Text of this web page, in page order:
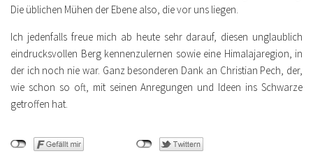
Die üblichen Mühen der Ebene also, die vor uns liegen.
Ich jedenfalls freue mich ab heute sehr darauf, diesen unglaublich
eindrucksvollen Berg kennenzulernen sowie eine Himalajaregion, in
der ich noch nie war. Ganz besonderen Dank an Christian Pech, der,
wie schon so oft, mit seinen Anregungen und Ideen ins Schwarze
getroffen hat.